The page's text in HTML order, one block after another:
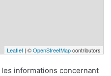
Leaflet | ©OpenStreetMapcontributors
informations concernant